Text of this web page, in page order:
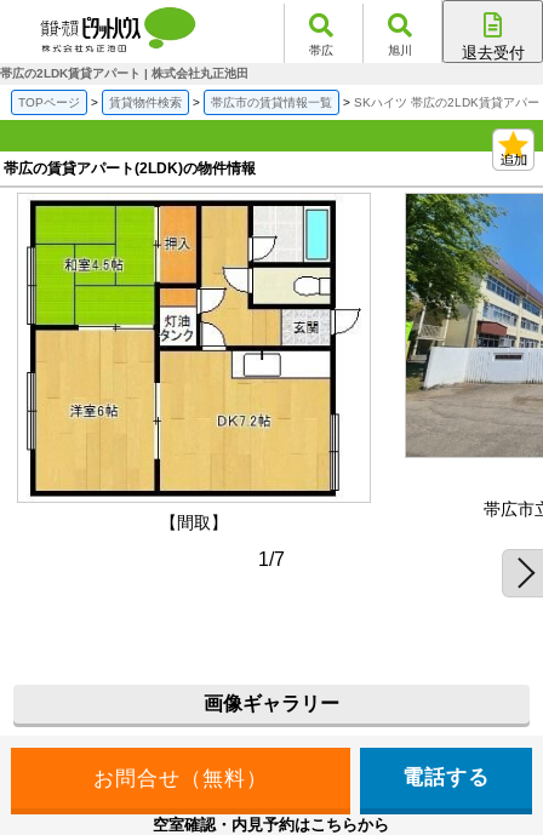
帯広 旭川 退去受付
帯広の2LDK賃貸アパート | 株式会社丸正池田
TOPページ 賃貸物件検索 帯広市の賃貸情報一覧 SKハイツ 帯広の2LDK賃貸アパー
帯広の賃貸アパート(2LDK)の物件情報
【間取】
帯広市
1/7
画像ギャラリー
電話する
空室確認・内見予約はこちらから